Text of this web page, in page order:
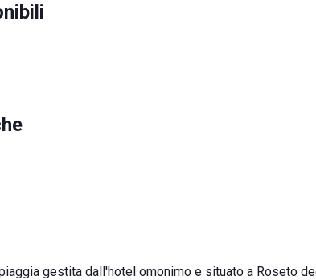
gestita dall'hotel omonimo e situato a Roseto